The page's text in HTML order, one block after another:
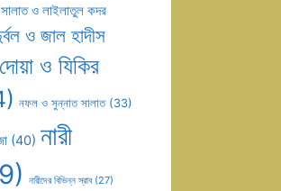
সালাত ও লাইলাতুল কদর
ও জাল হাদীস
দোয়া ও যিকির
নফল ও সুন্নাত সালাত(33)
(40) নারী
নারীদের বিভিন্ন স্রাব(27)